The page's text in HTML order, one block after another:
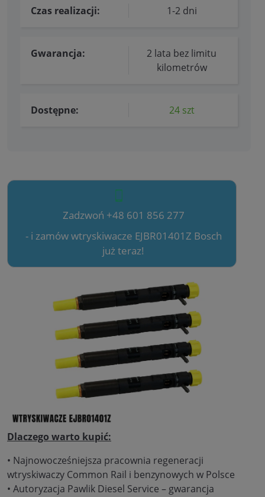
Czas realizacji: 1-2 dni
Gwarancja:
2 lata bez limitu
kilometrów
Dostępne: 24 szt
Zadzwoń +48 601 856 277
- i zamów wtryskiwacze EJBR01401Z Bosch
już teraz!
Dlaczego warto kupić:
• Najnowocześniejsza pracownia regeneracji
wtryskiwaczy Common Rail i benzynowych w Polsce
• Autoryzacja Pawlik Diesel Service – gwarancja